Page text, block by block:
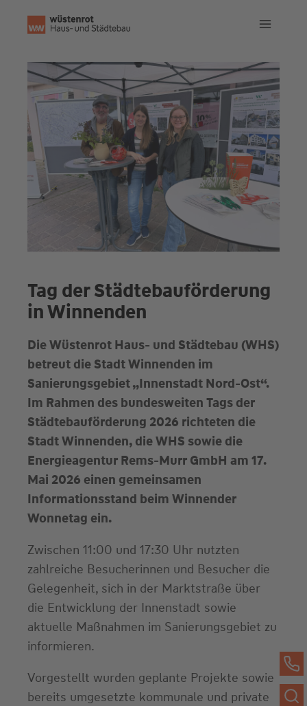
Inhalt
Tag der Städtebauförderung
in Winnenden
Die Wüstenrot Haus- und Städtebau (WHS)
betreut die Stadt Winnenden im
Sanierungsgebiet „Innenstadt Nord‑Ost“.
Im Rahmen des bundesweiten Tags der
Städtebauförderung 2026 richteten die
Stadt Winnenden, die WHS sowie die
Energieagentur Rems‑Murr GmbH am 17.
Mai 2026 einen gemeinsamen
Informationsstand beim Winnender
Wonnetag ein.
Zwischen 11:00 und 17:30 Uhr nutzten
zahlreiche Besucherinnen und Besucher die
Gelegenheit, sich in der Marktstraße über
die Entwicklung der Innenstadt sowie
aktuelle Maßnahmen im Sanierungsgebiet zu
informieren.
Vorgestellt wurden geplante Projekte sowie
bereits umgesetzte kommunale und private